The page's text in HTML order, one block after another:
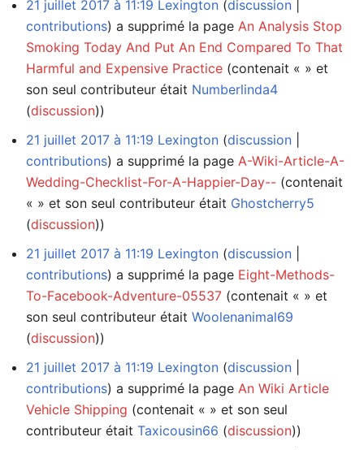
21 juillet 2017 à 11:19 Lexington discussion
contributions a supprimé la page An Analysis Stop
Smoking Today And Put An End Compared To That
Harmful and Expensive Practice (contenait « » et
son seul contributeur était Numberlinda4
(discussion))
21 juillet 2017 à 11:19 Lexington discussion
contributions a supprimé la page A-Wiki-Article-A-
Wedding-Checklist-For-A-Happier-Day-- (contenait
« » et son seul contributeur était Ghostcherry5
(discussion))
21 juillet 2017 à 11:19 Lexington discussion
contributions a supprimé la page Eight-Methods-
To-Facebook-Adventure-05537 (contenait « » et
son seul contributeur était Woolenanimal69
(discussion))
21 juillet 2017 à 11:19 Lexington discussion
contributions a supprimé la page An Wiki Article
Vehicle Shipping (contenait « » et son seul
contributeur était Taxicousin66 (discussion))